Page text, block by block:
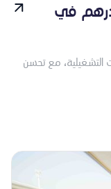
درهم في
التشغيلية، مع تحسن